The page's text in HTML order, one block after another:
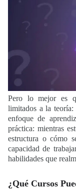
Pero lo mejor es
limitados a la
enfoque de
práctica: mientras
estructura o cómo
capacidad de
habilidades que
¿Qué Cursos